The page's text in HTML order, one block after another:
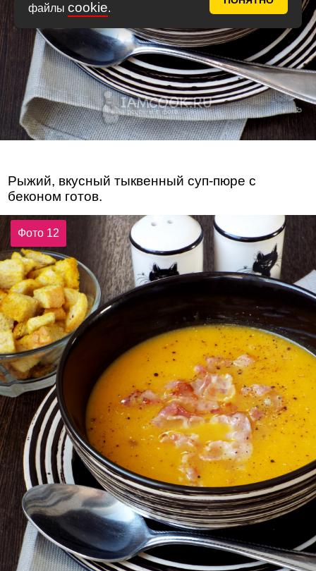
файлы cookie.
Рыжий, вкусный тыквенный суп-пюре с
беконом готов.
Фото 12